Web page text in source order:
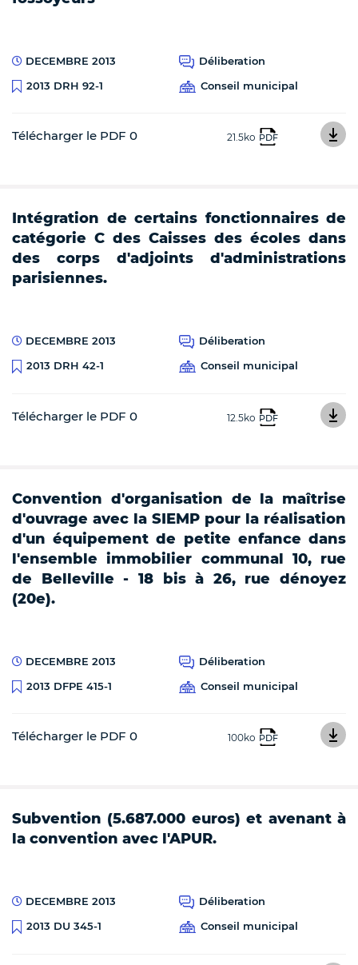
DECEMBRE 2013
Déliberation
2013 DRH 92-1
Conseil municipal
Télécharger le PDF 0 21.5ko PDF
Intégration de certains fonctionnaires de
catégorie C des Caisses des écoles dans
des corps d'adjoints d'administrations
parisiennes.
DECEMBRE 2013
Déliberation
2013 DRH 42-1
Conseil municipal
Télécharger le PDF 0 12.5ko PDF
Convention d'organisation de la maîtrise
d'ouvrage avec la SIEMP pour la réalisation
d'un équipement de petite enfance dans
l'ensemble immobilier communal 10, rue
de Belleville - 18 bis à 26, rue dénoyez
(20e).
DECEMBRE 2013
Déliberation
2013 DFPE 415-1
Conseil municipal
Télécharger le PDF 0 100ko PDF
Subvention (5.687.000 euros) et avenant à
la convention avec l'APUR.
DECEMBRE 2013
Déliberation
2013 DU 345-1
Conseil municipal